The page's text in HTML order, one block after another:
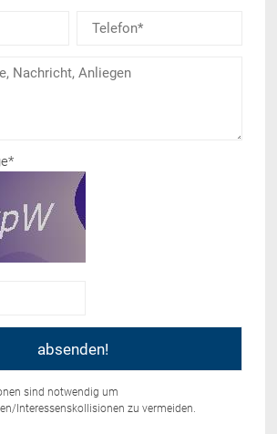
*
sind notwendig um
Interessenskollisionen zu vermeiden.